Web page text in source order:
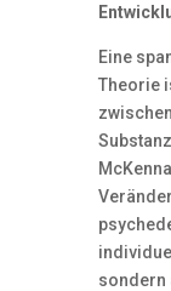
Eine
Theorie
sondern